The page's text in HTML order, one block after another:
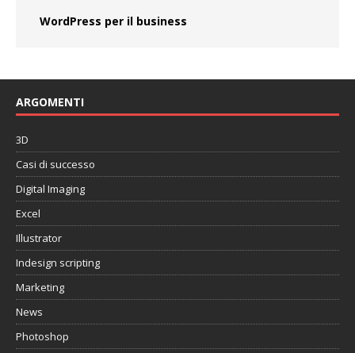
WordPress per il business
ARGOMENTI
3D
Casi di successo
Digital Imaging
Excel
Illustrator
Indesign scripting
Marketing
News
Photoshop